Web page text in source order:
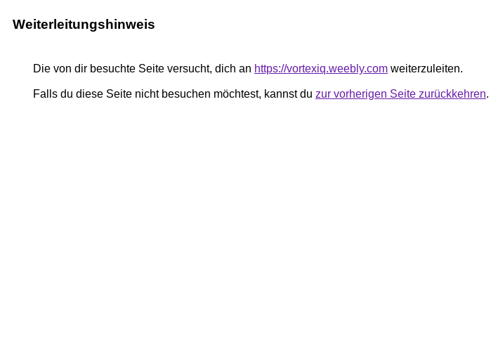
Weiterleitungshinweis
Die von dir besuchte Seite versucht, dich an https://vortexiq.weebly.com weiterzuleiten.
Falls du diese Seite nicht besuchen möchtest, kannst du zur vorherigen Seite zurückkehren.